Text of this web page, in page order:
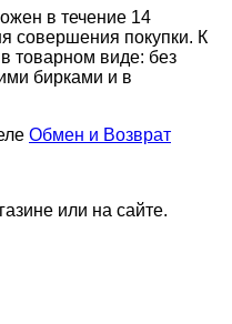
в течение 14
совершения покупки. К
товарном виде: без
бирками и в
Обмен и Возврат
или на сайте.